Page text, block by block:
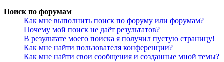
Поиск по форумам
Как мне выполнить поиск по форуму или форумам?
Почему мой поиск не даёт результатов?
В результате моего поиска я получил пустую страницу!
Как мне найти пользователя конференции?
Как мне найти свои сообщения и созданные мной темы?